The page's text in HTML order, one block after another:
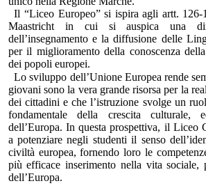
Il “Liceo Europeo” si ispira agli artt. 126-
Maastricht in cui si auspica una
dell’insegnamento e la diffusione delle
per il miglioramento della conoscenza
dei popoli europei.
Lo sviluppo dell’Unione Europea rende
giovani sono la vera grande risorsa per la
dei cittadini e che l’istruzione svolge un
fondamentale della crescita culturale,
dell’Europa. In questa prospettiva, il Liceo
a potenziare negli studenti il senso
civiltà europea, fornendo loro le
più efficace inserimento nella vita sociale,
dell’Europa.